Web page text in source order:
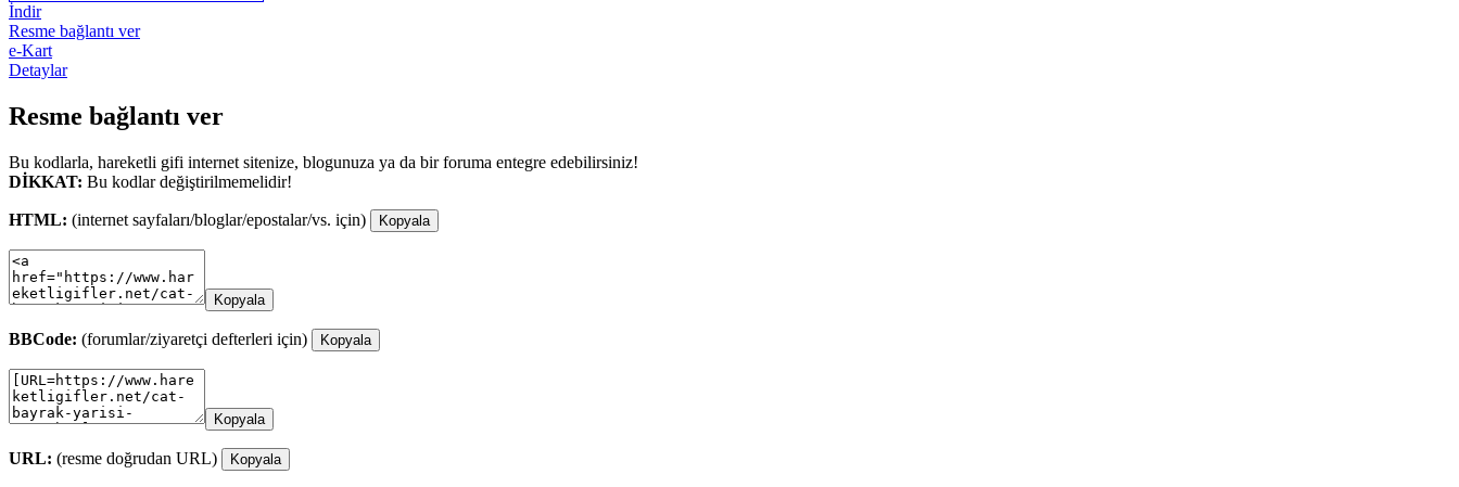
İndir
Resme bağlantı ver
e-Kart
Detaylar
Resme bağlantı ver
Bu kodlarla, hareketli gifi internet sitenize, blogunuza ya da bir foruma entegre edebilirsiniz!
DİKKAT: Bu kodlar değiştirilmemelidir!
HTML: (internet sayfaları/bloglar/epostalar/vs. için) Kopyala
Kopyala
BBCode: (forumlar/ziyaretçi defterleri için) Kopyala
Kopyala
URL: (resme doğrudan URL) Kopyala